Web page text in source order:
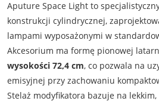
Aputure Space Light to
konstrukcji cylindrycznej,
lampami wyposażonymi w
Akcesorium ma formę pionowej
wysokości 72,4 cm, co pozwala na
emisyjnej przy zachowaniu
Stelaż modyfikatora bazuje na